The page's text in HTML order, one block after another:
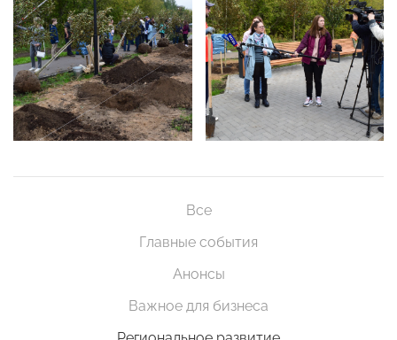
Все
Главные события
Анонсы
Важное для бизнеса